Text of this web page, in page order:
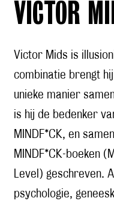
VICTOR
Victor Mids is
combinatie brengt
unieke manier
is hij de bedenker
MINDF*CK, en
MINDF*CK-boeken
Level) geschreven.
psychologie,